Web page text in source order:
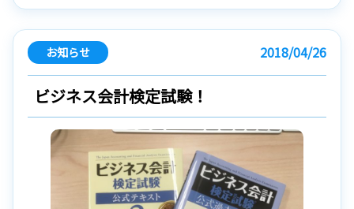
お知らせ 2018/04/26
ビジネス会計検定試験！